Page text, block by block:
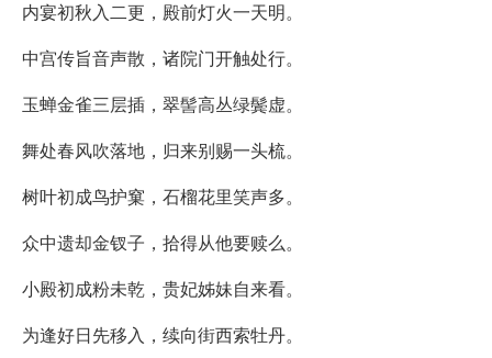
内宴初秋入二更，殿前灯火一天明。
中宫传旨音声散，诸院门开触处行。
玉蝉金雀三层插，翠髻高丛绿鬓虚。
舞处春风吹落地，归来别赐一头梳。
树叶初成鸟护窠，石榴花里笑声多。
众中遗却金钗子，拾得从他要赎么。
小殿初成粉未乾，贵妃姊妹自来看。
为逢好日先移入，续向街西索牡丹。